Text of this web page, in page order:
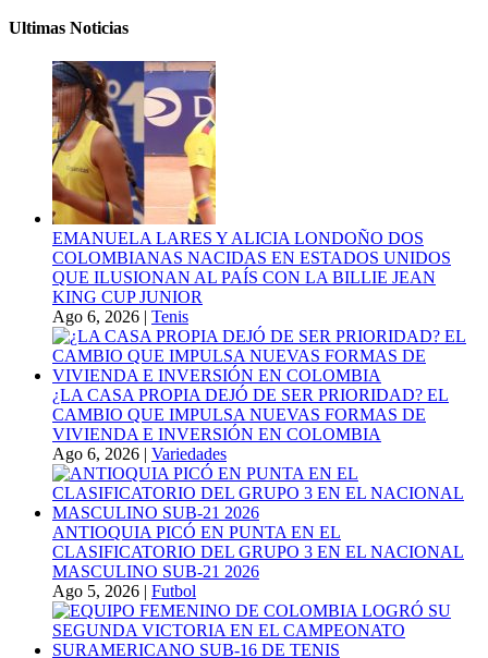
Ultimas Noticias
EMANUELA LARES Y ALICIA LONDOÑO DOS
COLOMBIANAS NACIDAS EN ESTADOS UNIDOS
QUE ILUSIONAN AL PAÍS CON LA BILLIE JEAN
KING CUP JUNIOR
Ago 6, 2026 | Tenis
¿LA CASA PROPIA DEJÓ DE SER PRIORIDAD? EL
CAMBIO QUE IMPULSA NUEVAS FORMAS DE
VIVIENDA E INVERSIÓN EN COLOMBIA
Ago 6, 2026 | Variedades
ANTIOQUIA PICÓ EN PUNTA EN EL
CLASIFICATORIO DEL GRUPO 3 EN EL NACIONAL
MASCULINO SUB-21 2026
Ago 5, 2026 | Futbol